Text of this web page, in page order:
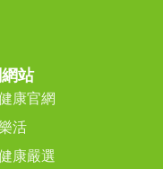
站
康官網
活
康嚴選